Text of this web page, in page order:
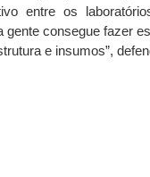
entre os
gente consegue fazer
e insumos”,